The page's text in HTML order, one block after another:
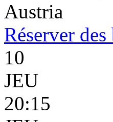
Austria
Réserver
10
JEU
20:15